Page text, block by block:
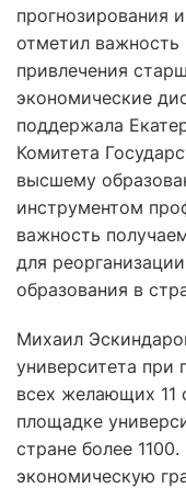
прогнозирования
отметил важность
привлечения
экономические
поддержала
Комитета
высшему
инструментом
важность
для
образования в
Михаил
университета при
всех желающих 11
площадке
стране более
экономическую